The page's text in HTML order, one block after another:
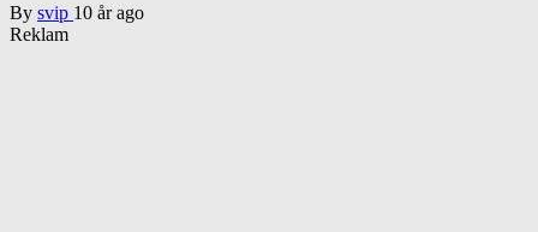
By svip 10 år ago
Reklam